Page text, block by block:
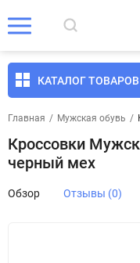
КАТАЛОГ ТОВАРОВ
Главная / Мужская обувь /
Кроссовки
черный мех
Обзор Отзывы (0)